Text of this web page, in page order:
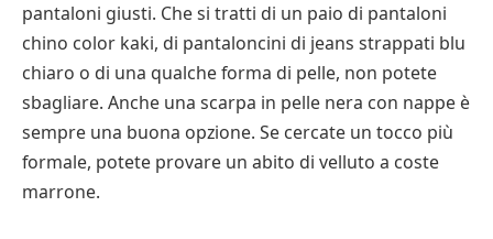
pantaloni giusti. Che si tratti di un paio di pantaloni
chino color kaki, di pantaloncini di jeans strappati blu
chiaro o di una qualche forma di pelle, non potete
sbagliare. Anche una scarpa in pelle nera con nappe è
sempre una buona opzione. Se cercate un tocco più
formale, potete provare un abito di velluto a coste
marrone.